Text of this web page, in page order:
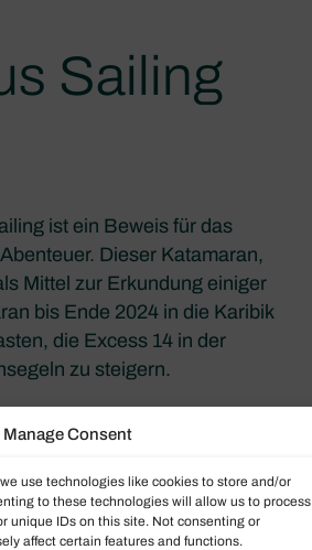
Manage Consent
use technologies like cookies to store and/or
to these technologies will allow us to process
unique IDs on this site. Not consenting or
affect certain features and functions.
Sailing
ist ein Beweis für das
Dieser Katamaran,
Mittel zur Erkundung einiger
bis Ende 2024 in die Karibik
die Excess 14 in der
zu steigern.